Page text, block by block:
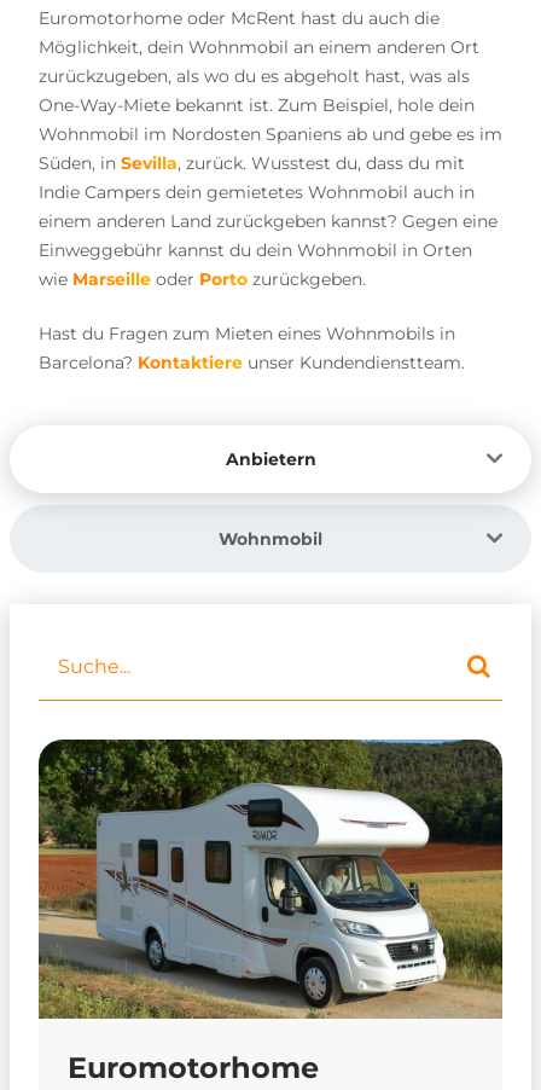
Euromotorhome oder McRent hast du auch die
Möglichkeit, dein Wohnmobil an einem anderen Ort
zurückzugeben, als wo du es abgeholt hast, was als
One-Way-Miete bekannt ist. Zum Beispiel, hole dein
Wohnmobil im Nordosten Spaniens ab und gebe es im
Süden, in Sevilla, zurück. Wusstest du, dass du mit
Indie Campers dein gemietetes Wohnmobil auch in
einem anderen Land zurückgeben kannst? Gegen eine
Einweggebühr kannst du dein Wohnmobil in Orten
wie Marseille oder Porto zurückgeben.
Hast du Fragen zum Mieten eines Wohnmobils in
Barcelona? Kontaktiere unser Kundendienstteam.
Anbietern
Wohnmobil
Euromotorhome